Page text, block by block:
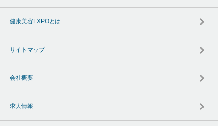
健康美容EXPOとは
サイトマップ
会社概要
求人情報